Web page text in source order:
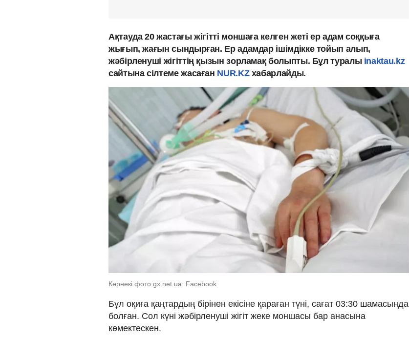
Ақтауда 20 жастағы жігітті моншаға келген жеті ер адам соққыға
жығып, жағын сындырған. Ер адамдар ішімдікке тойып алып,
жәбірленуші жігіттің қызын зорламақ болыпты. Бұл туралы inaktau.kz
сайтына сілтеме жасаған NUR.KZхабарлайды.
Көрнекі фото:gx.net.ua: Facebook
Бұл оқиға қаңтардың бірінен екісіне қараған түні, сағат 03:30 шамасында
болған. Сол күні жәбірленуші жігіт жеке моншасы бар анасына
көмектескен.